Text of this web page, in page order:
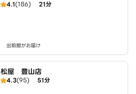
4.1(186) 21分
出前館がお届け
松屋 豊山店
4.3(95) 51分